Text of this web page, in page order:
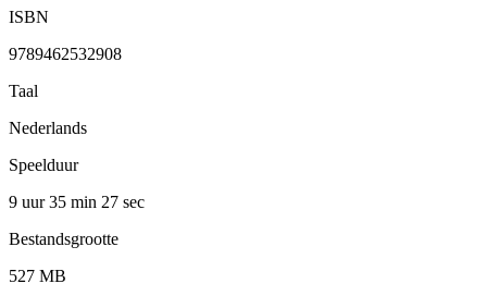
ISBN
9789462532908
Taal
Nederlands
Speelduur
9 uur 35 min 27 sec
Bestandsgrootte
527 MB